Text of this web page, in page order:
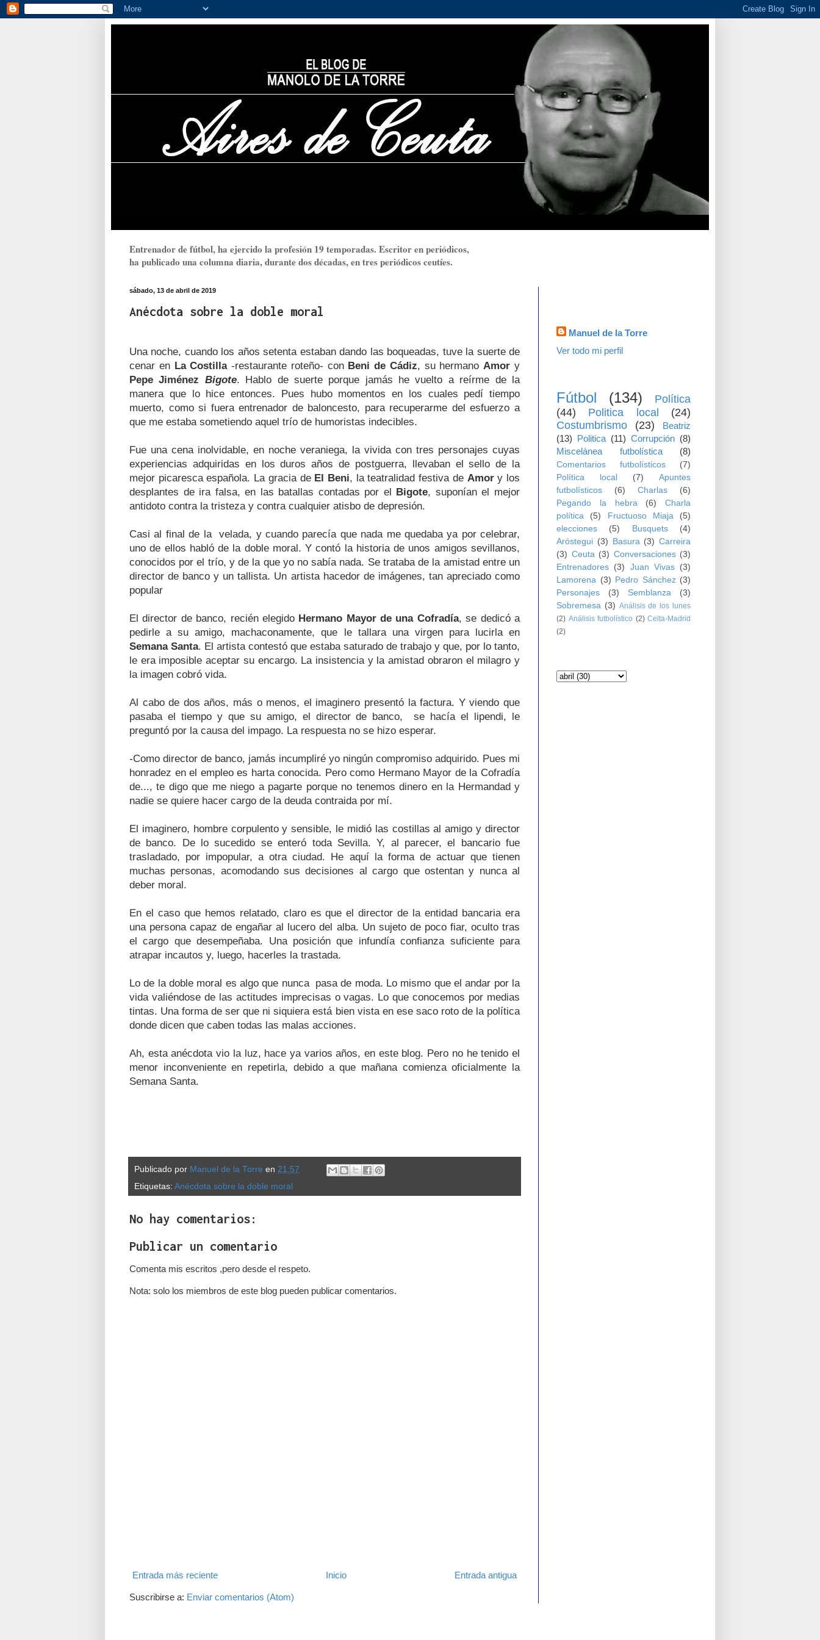
Entrenador de fútbol, ha ejercido la profesión 19 temporadas. Escritor en periódicos,
ha publicado una columna diaria, durante dos décadas, en tres periódicos ceutíes.
sábado, 13 de abril de 2019
Anécdota sobre la doble moral
Una noche, cuando los años setenta estaban dando las boqueadas, tuve la suerte de
cenar en La Costilla-restaurante roteño- con Beni de Cádiz, su hermano Amor y
Pepe Jiménez Bigote. Hablo de suerte porque jamás he vuelto a reírme de la
manera que lo hice entonces. Pues hubo momentos en los cuales pedí tiempo
muerto, como si fuera entrenador de baloncesto, para recuperarme del esfuerzo a
que me estaba sometiendo aquel trío de humoristas indecibles.
Fue una cena inolvidable, en noche veraniega, la vivida con tres personajes cuyas
experiencias adquiridas en los duros años de postguerra, llevaban el sello de la
mejor picaresca española. La gracia de El Beni, la teatralidad festiva de Amory los
desplantes de ira falsa, en las batallas contadas por el Bigote, suponían el mejor
antidoto contra la tristeza y contra cualquier atisbo de depresión.
Casi al final de la velada, y cuando parecía que nada me quedaba ya por celebrar,
uno de ellos habló de la doble moral. Y contó la historia de unos amigos sevillanos,
conocidos por el trío, y de la que yo no sabía nada. Se trataba de la amistad entre un
director de banco y un tallista. Un artista hacedor de imágenes, tan apreciado como
popular
El director de banco, recién elegido Hermano Mayor de una Cofradía, se dedicó a
pedirle a su amigo, machaconamente, que le tallara una virgen para lucirla en
Semana Santa. El artista contestó que estaba saturado de trabajo y que, por lo tanto,
le era imposible aceptar su encargo. La insistencia y la amistad obraron el milagro y
la imagen cobró vida.
Al cabo de dos años, más o menos, el imaginero presentó la factura. Y viendo que
pasaba el tiempo y que su amigo, el director de banco, se hacía el lipendi, le
preguntó por la causa del impago. La respuesta no se hizo esperar.
-Como director de banco, jamás incumpliré yo ningún compromiso adquirido. Pues mi
honradez en el empleo es harta conocida. Pero como Hermano Mayor de la Cofradía
de..., te digo que me niego a pagarte porque no tenemos dinero en la Hermandad y
nadie se quiere hacer cargo de la deuda contraida por mí.
El imaginero, hombre corpulento y sensible, le midió las costillas al amigo y director
de banco. De lo sucedido se enteró toda Sevilla. Y, al parecer, el bancario fue
trasladado, por impopular, a otra ciudad. He aquí la forma de actuar que tienen
muchas personas, acomodando sus decisiones al cargo que ostentan y nunca al
deber moral.
En el caso que hemos relatado, claro es que el director de la entidad bancaria era
una persona capaz de engañar al lucero del alba. Un sujeto de poco fiar, oculto tras
el cargo que desempeñaba. Una posición que infundía confianza suficiente para
atrapar incautos y, luego, hacerles la trastada.
Lo de la doble moral es algo que nunca pasa de moda. Lo mismo que el andar por la
vida valiéndose de las actitudes imprecisas o vagas. Lo que conocemos por medias
tintas. Una forma de ser que ni siquiera está bien vista en ese saco roto de la política
donde dicen que caben todas las malas acciones.
Ah, esta anécdota vio la luz, hace ya varios años, en este blog. Pero no he tenido el
menor inconveniente en repetirla, debido a que mañana comienza oficialmente la
Semana Santa.
Publicado por Manuel de la Torre en 21:57
Etiquetas: Anécdota sobre la doble moral
No hay comentarios:
Publicar un comentario
Comenta mis escritos ,pero desde el respeto.
Nota: solo los miembros de este blog pueden publicar comentarios.
Entrada más reciente Entrada antigua
Inicio
Suscribirse a: Enviar comentarios (Atom)
Manuel de la Torre
Ver todo mi perfil
Fútbol (134)
Política
(44)
Politica local
(24)
Costumbrismo
(23)
Beatriz
(13) Politica (11) Corrupción (8)
Miscelánea futbolística
(8)
Comentarios futbolísticos
(7)
Política local
(7)
Apuntes
futbolísticos
(6) Charlas
(6)
Pegando la hebra
(6)
Charla
política
(5) Fructuoso Miaja
(5)
elecciones
(5) Busquets
(4)
Aróstegui (3) Basura (3) Carreira
(3) Ceuta (3) Conversaciones (3)
Entrenadores (3) Juan Vivas
(3)
Lamorena (3) Pedro Sánchez (3)
Personajes
(3) Semblanza
(3)
Sobremesa (3) Análisis de los lunes
(2) Análisis futbolístico (2) Celta-Madrid
(2)